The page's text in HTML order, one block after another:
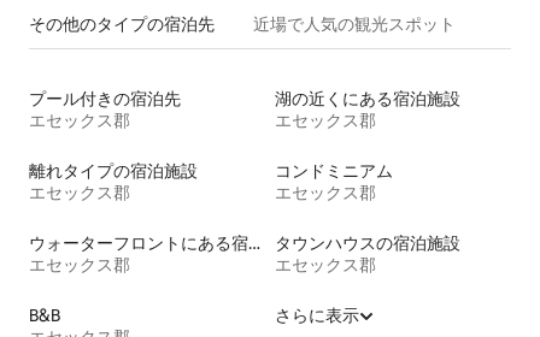
その他のタ⁠イ⁠プ⁠の宿⁠泊⁠先 近場で人気の観光スポット
プール付きの宿泊先
エセックス郡
湖の近くにある宿泊施設
エセックス郡
離れタイプの宿泊施設
エセックス郡
コンドミニアム
エセックス郡
ウォーターフロントにある宿泊施設
エセックス郡
タウンハウスの宿泊施設
エセックス郡
B&B
さらに表示